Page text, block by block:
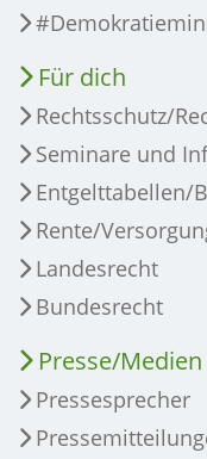
Für dich
Rechtsschutz/
Seminare und
Entgelttabellen/
Rente/
Landesrecht
Bundesrecht
Presse/Medien
Pressesprecher